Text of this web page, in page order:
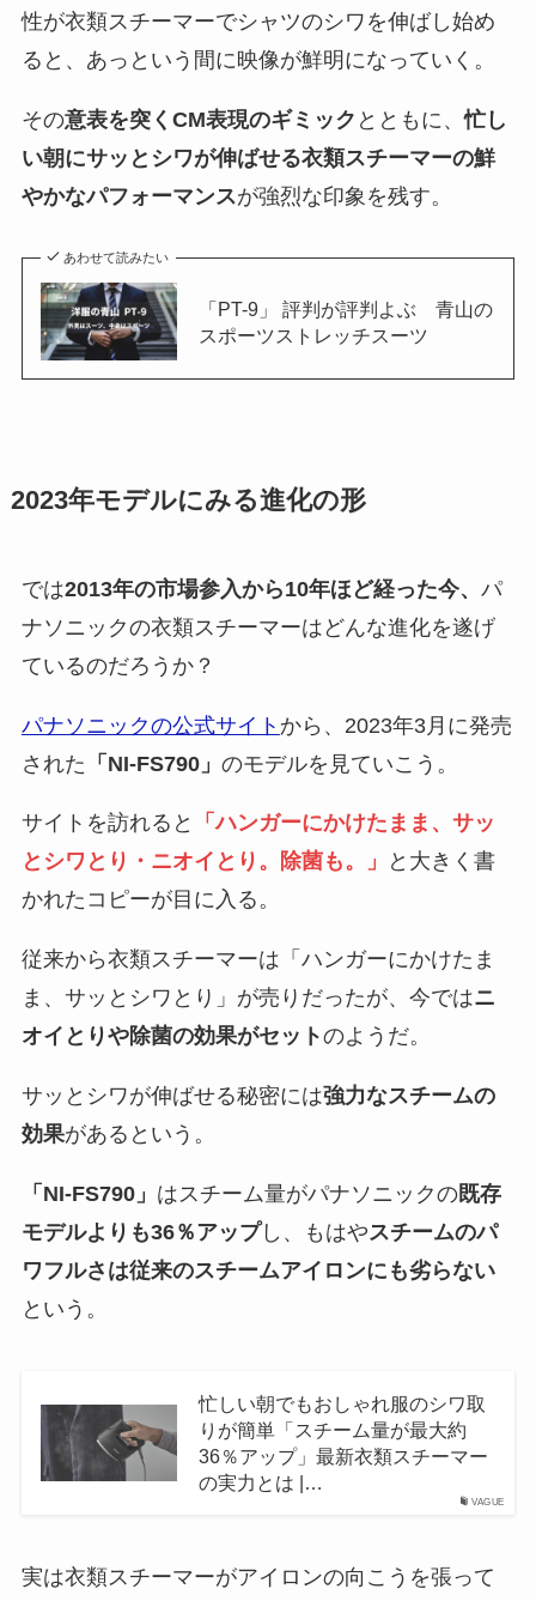
性が衣類スチーマーでシャツのシワを伸ばし始め
ると、あっという間に映像が鮮明になっていく。
その意表を突くCM表現のギミック とともに、忙し
い朝にサッとシワが伸ばせる衣類スチーマーの鮮
やかなパフォーマンスが強烈な印象を残す。
あわせて読みたい
「PT-9」 評判が評判よぶ 青山の
スポーツストレッチスーツ
2023年モデルにみる進化の形
では2013年の市場参入から10年ほど経った今、 パ
ナソニックの衣類スチーマーはどんな進化を遂げ
ているのだろうか？
パナソニックの公式サイト から、2023年3月に発売
された 「NI-FS790」 のモデルを見ていこう。
サイトを訪れると
「ハンガーにかけたまま、サッ
とシワとり・ニオイとり。除菌も。」
と大きく書
かれたコピーが目に入る。
従来から衣類スチーマーは「ハンガーにかけたま
ま、サッとシワとり」が売りだったが、今ではニ
オイとりや除菌の効果がセットのようだ。
サッとシワが伸ばせる秘密には強力なスチームの
効果があるという。
「NI-FS790」 はスチーム量がパナソニックの既存
モデルよりも36％アップし、もはやスチームのパ
ワフルさは従来のスチームアイロンにも劣らない
という。
VAGUE
忙しい朝でもおしゃれ服のシワ取
りが簡単「スチーム量が最大約
36％アップ」最新衣類スチーマー
の実力とは |…
実は衣類スチーマーがアイロンの向こうを張って